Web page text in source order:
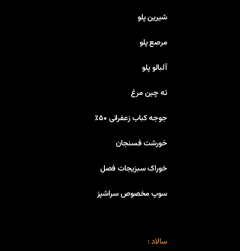
شیرین پلو
مرصع پلو
آلبالو پلو
ته چین مرغ
جوجه کباب زعفرانی ۵۰٪
خورشت فسنجان
خوراک سبزیجات فصل
سوپ مخصوص سراشپز
سالاد :